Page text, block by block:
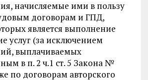
начисляемые ими в пользу
договорам и ГПД,
является выполнение
услуг (за исключением
выплачиваемых
в п. 2 ч.1 ст. 5 Закона №
по договорам авторского